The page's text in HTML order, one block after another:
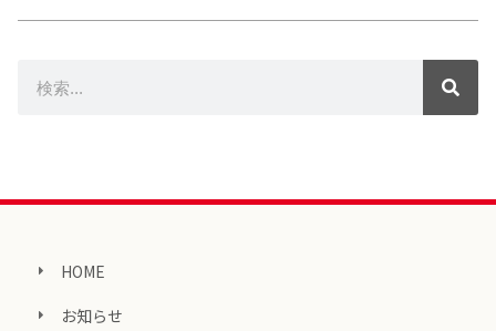
HOME
お知らせ